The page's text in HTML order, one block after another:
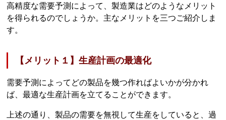
高精度な需要予測によって、製造業はどのようなメリット
を得られるのでしょうか。主なメリットを三つご紹介しま
す。
【メリット１】生産計画の最適化
需要予測によってどの製品を幾つ作ればよいかが分かれ
ば、最適な生産計画を立てることができます。
上述の通り、製品の需要を無視して生産をしていると、過